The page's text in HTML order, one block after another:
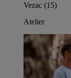
Vezac (15)
Atelier